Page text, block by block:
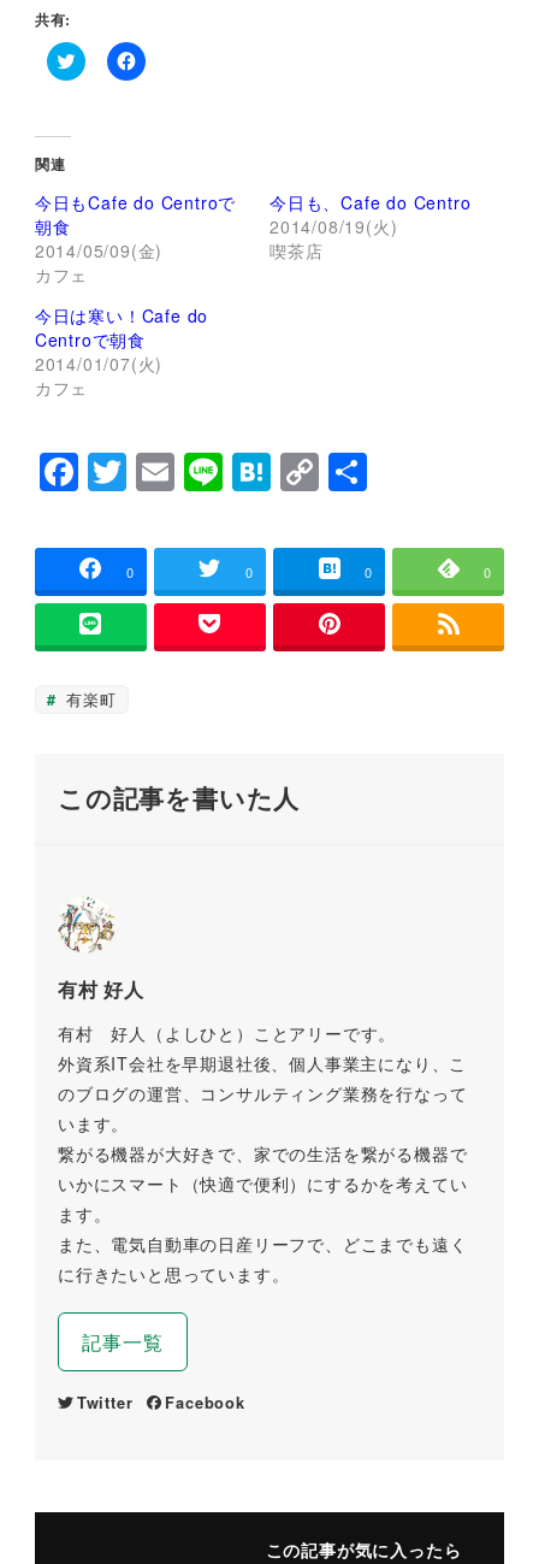
共有:
ク
し
て
T
i
t
t
e
r
で
有
(
新
し
い
ウ
ウ
で
開
)
F
で
す
ク
リ
ッ
ク
し
い
(
新
ィ
ン
ド
ウ
き
ま
)
関連
今日もCafe do Centroで
朝食
2014/05/09(金)
カフェ
今日も、Cafe do Centro
2014/08/19(火)
喫茶店
今日は寒い！Cafe do
Centroで朝食
2014/01/07(火)
カフェ
F
a
c
e
b
o
o
T
wi
tt
er
E
m
ai
l
Li
n
e
H
at
e
n
C
o
p
y
Li
n
共
0 0 0 0
有楽町
この記事を書いた人
有村 好人
有村 好人（よしひと）ことアリーです。
外資系IT会社を早期退社後、個人事業主になり、こ
のブログの運営、コンサルティング業務を行なって
います。
繋がる機器が大好きで、家での生活を繋がる機器で
いかにスマート（快適で便利）にするかを考えてい
ます。
また、電気自動車の日産リーフで、どこまでも遠く
に行きたいと思っています。
記事一覧
Twitter Facebook
この記事が気に入ったら